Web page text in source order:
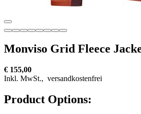
Monviso Grid Fleece
€ 155,00
Inkl. MwSt., versandkostenfrei
Product Options: